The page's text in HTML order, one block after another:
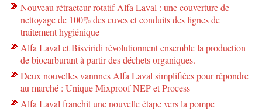
Nouveau rétracteur rotatif Alfa Laval : une couverture de
nettoyage de 100% des cuves et conduits des lignes de
traitement hygiénique
Alfa Laval et Bisviridi révolutionnent ensemble la production
de biocarburant à partir des déchets organiques.
Deux nouvelles vannnes Alfa Laval simplifiées pour répondre
au marché : Unique Mixproof NEP et Process
Alfa Laval franchit une nouvelle étape vers la pompe